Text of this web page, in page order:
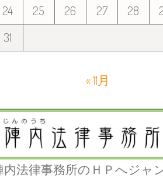
24
25 26 27 28
31
« 11月
内法律事務所のＨＰへジャ